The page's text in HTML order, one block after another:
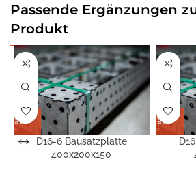
Passende Ergänzungen
Produkt
D16-6 Bausatzplatte
400x200x150